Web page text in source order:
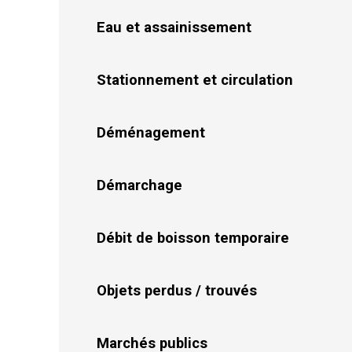
Eau et assainissement
Stationnement et circulation
Déménagement
Démarchage
Débit de boisson temporaire
Objets perdus / trouvés
Marchés publics